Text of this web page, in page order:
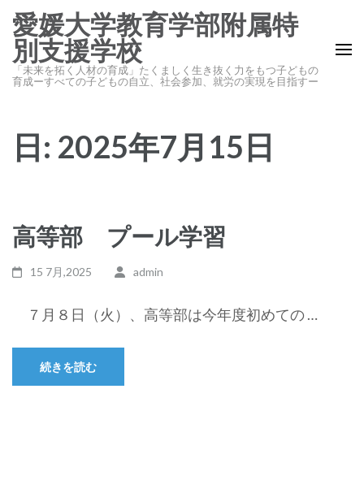
ン
ン
(Enter
押
愛媛大学教育学部附属特
別支援学校
「未来を拓く人材の育成」たくましく生き抜く力をもつ子どもの
育成ーすべての子どもの自立、社会参加、就労の実現を目指すー
日: 2025年7月15日
高等部 プール学習
15 7月,2025 admin
７月８日（火）、高等部は今年度初めての …
続きを読む